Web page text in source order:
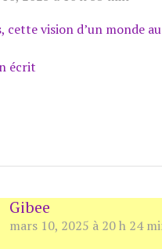
cette vision d’un monde
écrit
Gibee
mars 10, 2025 à 20 h 24